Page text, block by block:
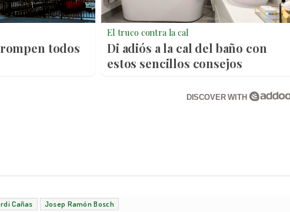
todos
El truco contra la cal
Di adiós a la cal del baño con
estos sencillos consejos
DISCOVER WITH
Cañas Josep Ramón Bosch